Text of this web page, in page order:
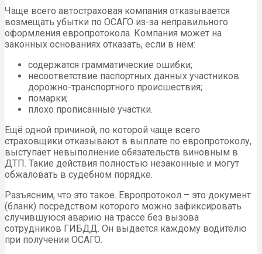
Чаще всего автостраховая компания отказывается
возмещать убытки по ОСАГО из-за неправильного
оформления европротокола. Компания может на
законных основаниях отказать, если в нём:
содержатся грамматические ошибки;
несоответствие паспортных данных участников
дорожно-транспортного происшествия;
помарки;
плохо прописанные участки.
Ещё одной причиной, по которой чаще всего
страховщики отказывают в выплате по европротоколу,
выступает невыполнение обязательств виновным в
ДТП. Такие действия полностью незаконные и могут
обжаловать в судебном порядке.
Разъясним, что это такое. Европротокол – это документ
(бланк) посредством которого можно зафиксировать
случившуюся аварию на трассе без вызова
сотрудников ГИБДД. Он выдается каждому водителю
при получении ОСАГО.